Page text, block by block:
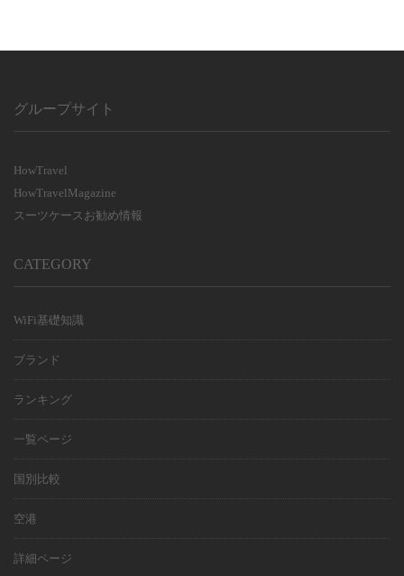
グループサイト
HowTravel
HowTravelMagazine
スーツケースお勧め情報
CATEGORY
WiFi基礎知識
ブランド
ランキング
一覧ページ
国別比較
空港
詳細ページ